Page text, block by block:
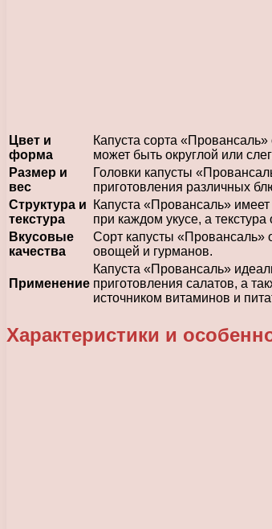
Цвет и
форма
Капуста сорта
может быть округлой или
Размер и
вес
Головки капусты
приготовления различных
Структура и
текстура
Капуста «Провансаль»
при каждом укусе, а
Вкусовые
качества
Сорт капусты «Провансаль»
овощей и гурманов.
Применение
Капуста «Провансаль»
приготовления салатов, а
источником витаминов и
Характеристики и